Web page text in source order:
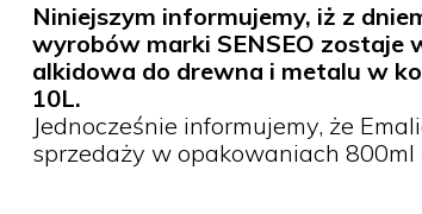
Niniejszym informujemy, iż z
wyrobów marki SENSEO zostaje
alkidowa do drewna i metalu w
10L.
Jednocześnie informujemy, że
sprzedaży w opakowaniach 800ml